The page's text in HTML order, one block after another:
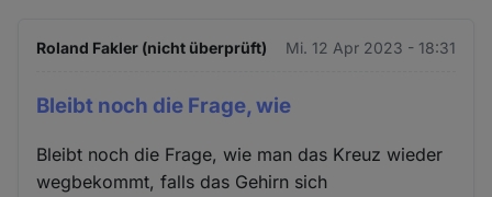
Roland Fakler (nicht überprüft) Mi. 12 Apr 2023 - 18:31
Bleibt noch die Frage, wie
Bleibt noch die Frage, wie man das Kreuz wieder
wegbekommt, falls das Gehirn sich